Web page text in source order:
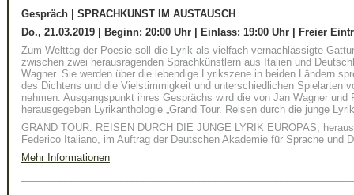
Gespräch | SPRACHKUNST IM AUSTAUSCH
Do., 21.03.2019 | Beginn: 20:00 Uhr | Einlass: 19:00 Uhr | Freier
Zum Welttag der Poesie soll die Lyrik als vielfach vernachlässigte
zwischen zwei herausragenden Sprachkünstlern aus Italien und
Wagner. Sie werden über die lebendige Lyrikszene in beiden Ländern
des Dichtens und die Vielstimmigkeit und unterschiedlichen Spielarten
nehmen. Ausgangspunkt ihres Gesprächs wird die von Jan Wagner und
herausgegeben Lyrikanthologie „Grand Tour. Reisen durch die junge
GRAND TOUR. REISEN DURCH DIE JUNGE LYRIK EUROPAS,
Federico Italiano, im Auftrag der Deutschen Akademie für Sprache und
Mehr Informationen